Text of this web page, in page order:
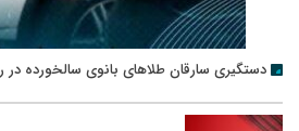
دستگیری سارقان طلاهای بانوی سالخورده